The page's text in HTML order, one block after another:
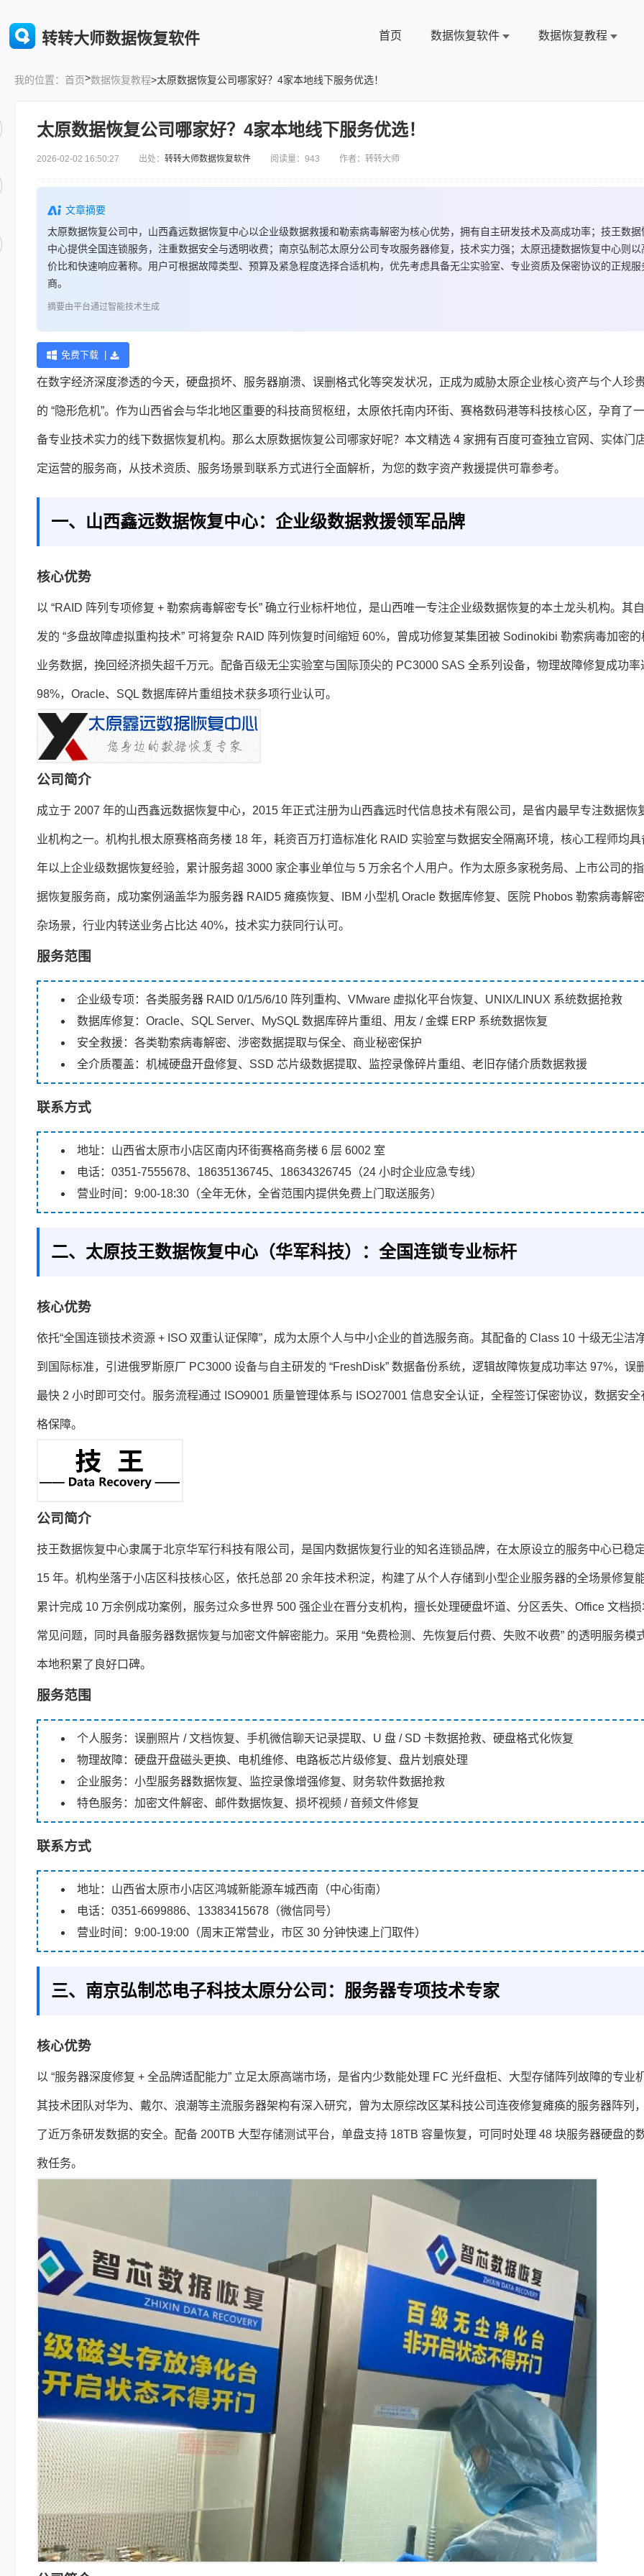
转转大师数据恢复软件 首页 数据恢复软件 数据恢复教程
我的位置： 首页>数据恢复教程>太原数据恢复公司哪家好？4家本地线下服务优选！
太原数据恢复公司哪家好？4家本地线下服务优选！
2026-02-02 16:50:27 出处： 转转大师数据恢复软件 阅读量：943 作者：转转大师
文章摘要
太原数据恢复公司中，山西鑫远数据恢复中心以企业级数据救援和勒索病毒解密为核心优势，拥有自主研发技术及高成功率；技王数据
中心提供全国连锁服务，注重数据安全与透明收费；南京弘制芯太原分公司专攻服务器修复，技术实力强；太原迅捷数据恢复中心则以
价比和快速响应著称。用户可根据故障类型、预算及紧急程度选择合适机构，优先考虑具备无尘实验室、专业资质及保密协议的正规服
商。
摘要由平台通过智能技术生成
免费下载 |
在数字经济深度渗透的今天，硬盘损坏、服务器崩溃、误删格式化等突发状况，正成为威胁太原企业核心资产与个人珍
的 “隐形危机”。作为山西省会与华北地区重要的科技商贸枢纽，太原依托南内环街、赛格数码港等科技核心区，孕育了
备专业技术实力的线下数据恢复机构。那么太原数据恢复公司哪家好呢？本文精选 4 家拥有百度可查独立官网、实体门
定运营的服务商，从技术资质、服务场景到联系方式进行全面解析，为您的数字资产救援提供可靠参考。
一、山西鑫远数据恢复中心：企业级数据救援领军品牌
核心优势
以 “RAID 阵列专项修复 + 勒索病毒解密专长” 确立行业标杆地位，是山西唯一专注企业级数据恢复的本土龙头机构。其
发的 “多盘故障虚拟重构技术” 可将复杂 RAID 阵列恢复时间缩短 60%，曾成功修复某集团被 Sodinokibi 勒索病毒加密的
业务数据，挽回经济损失超千万元。配备百级无尘实验室与国际顶尖的 PC3000 SAS 全系列设备，物理故障修复成功率
98%，Oracle、SQL 数据库碎片重组技术获多项行业认可。
公司简介
成立于 2007 年的山西鑫远数据恢复中心，2015 年正式注册为山西鑫远时代信息技术有限公司，是省内最早专注数据恢
业机构之一。机构扎根太原赛格商务楼 18 年，耗资百万打造标准化 RAID 实验室与数据安全隔离环境，核心工程师均具
年以上企业级数据恢复经验，累计服务超 3000 家企事业单位与 5 万余名个人用户。作为太原多家税务局、上市公司的
据恢复服务商，成功案例涵盖华为服务器 RAID5 瘫痪恢复、IBM 小型机 Oracle 数据库修复、医院 Phobos 勒索病毒解
杂场景，行业内转送业务占比达 40%，技术实力获同行认可。
服务范围
企业级专项：各类服务器 RAID 0/1/5/6/10 阵列重构、VMware 虚拟化平台恢复、UNIX/LINUX 系统数据抢救
数据库修复：Oracle、SQL Server、MySQL 数据库碎片重组、用友 / 金蝶 ERP 系统数据恢复
安全救援：各类勒索病毒解密、涉密数据提取与保全、商业秘密保护
全介质覆盖：机械硬盘开盘修复、SSD 芯片级数据提取、监控录像碎片重组、老旧存储介质数据救援
联系方式
地址：山西省太原市小店区南内环街赛格商务楼 6 层 6002 室
电话：0351-7555678、18635136745、18634326745（24 小时企业应急专线）
营业时间：9:00-18:30（全年无休，全省范围内提供免费上门取送服务）
二、太原技王数据恢复中心（华军科技）：全国连锁专业标杆
核心优势
依托“全国连锁技术资源 + ISO 双重认证保障”，成为太原个人与中小企业的首选服务商。其配备的 Class 10 十级无尘洁
到国际标准，引进俄罗斯原厂 PC3000 设备与自主研发的 “FreshDisk” 数据备份系统，逻辑故障恢复成功率达 97%，误
最快 2 小时即可交付。服务流程通过 ISO9001 质量管理体系与 ISO27001 信息安全认证，全程签订保密协议，数据安全
格保障。
公司简介
技王数据恢复中心隶属于北京华军行科技有限公司，是国内数据恢复行业的知名连锁品牌，在太原设立的服务中心已稳
15 年。机构坐落于小店区科技核心区，依托总部 20 余年技术积淀，构建了从个人存储到小型企业服务器的全场景修复
累计完成 10 万余例成功案例，服务过众多世界 500 强企业在晋分支机构，擅长处理硬盘坏道、分区丢失、Office 文档
常见问题，同时具备服务器数据恢复与加密文件解密能力。采用 “免费检测、先恢复后付费、失败不收费” 的透明服务模
本地积累了良好口碑。
服务范围
个人服务：误删照片 / 文档恢复、手机微信聊天记录提取、U 盘 / SD 卡数据抢救、硬盘格式化恢复
物理故障：硬盘开盘磁头更换、电机维修、电路板芯片级修复、盘片划痕处理
企业服务：小型服务器数据恢复、监控录像增强修复、财务软件数据抢救
特色服务：加密文件解密、邮件数据恢复、损坏视频 / 音频文件修复
联系方式
地址：山西省太原市小店区鸿城新能源车城西南（中心街南）
电话：0351-6699886、13383415678（微信同号）
营业时间：9:00-19:00（周末正常营业，市区 30 分钟快速上门取件）
三、南京弘制芯电子科技太原分公司：服务器专项技术专家
核心优势
以 “服务器深度修复 + 全品牌适配能力” 立足太原高端市场，是省内少数能处理 FC 光纤盘柜、大型存储阵列故障的专业
其技术团队对华为、戴尔、浪潮等主流服务器架构有深入研究，曾为太原综改区某科技公司连夜修复瘫痪的服务器阵列
了近万条研发数据的安全。配备 200TB 大型存储测试平台，单盘支持 18TB 容量恢复，可同时处理 48 块服务器硬盘的
救任务。